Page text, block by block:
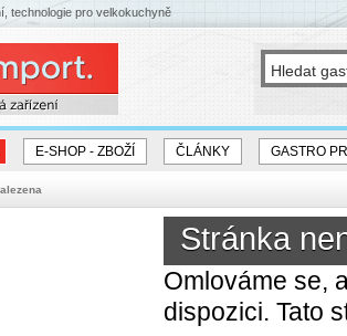
E-SHOP - ZBOŽÍ ČLÁNKY GASTRO
Stránka
Omlováme se,
dispozici. Tato
technologie pro velkokuchyně